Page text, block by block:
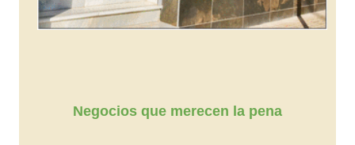
Negocios que merecen la pena